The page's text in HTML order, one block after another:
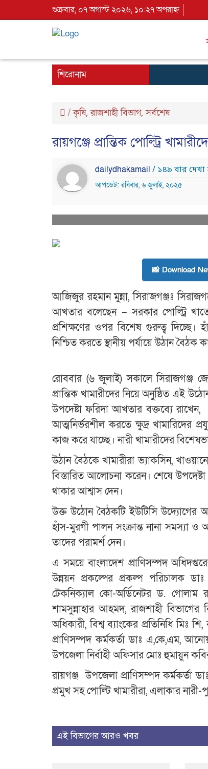
শুক্রবার, ০৭ অগাস্ট ২০২৬, ১০:২৭ অপরাহ্ন
শিরোনাম
/কৃষি,রাজশাহী বিভাগ,সর্বশেষ
রায়গঞ্জে প্রান্তিক পোল্ট্রি
dailydhakamail / ১৪৯ বার দেখা
আপডেট: রবিবার, ৬ জুলাই, ২০২৫
📸 Download
আজিজুর রহমান মুন্না, সিরাজগঞ্জঃ
আখতার বলেছেন – সরকার পোল্ট্রি খাতে
প্রশিক্ষণের ওপর বিশেষ গুরুত্ব দিচ্ছে।
নিশ্চিত করতে স্থানীয় পর্যায়ে উঠান বৈঠক
রোববার (৬ জুলাই) সকালে সিরাজগঞ্জ
প্রান্তিক খামারীদের নিয়ে অনুষ্ঠিত এই
উপদেষ্টা ফরিদা আখতার বক্তব্যে
আত্মনির্ভরশীল করতে ক্ষুদ্র খামারিদের
কাজ করে যাচ্ছে। নারী খামারীদের
উঠান বৈঠকে খামারীরা ভ্যাকসিন,
বিস্তারিত আলোচনা করেন। শেষে
থাকার আশ্বাস দেন।
উক্ত উঠোন বৈঠকটি ইউটিসি উদ্যোগের
হাঁস-মুরগী পালন সংক্রান্ত নানা সমস্যা
তাদের পরামর্শ দেন।
এ সময়ে বাংলাদেশ প্রাণিসম্পদ
উন্নয়ন প্রকল্পের প্রকল্প পরিচালক
টেকনিক্যাল কো-অর্ডিনেটর ড. গোলাম
শামসুন্নাহার আহমদ, রাজশাহী
অধিকারী, বিশ্ব ব্যাংকের প্রতিনিধি মিঃ
প্রাণিসম্পদ কর্মকর্তা ডাঃ এ,কে,এম,
উপজেলা নির্বাহী অফিসার মোঃ হুমায়ুন
রায়গঞ্জ উপজেলা প্রাণিসম্পদ কর্মকর্তা
প্রমুখ সহ পোল্টি খামারীরা, এলাকার
এই বিভাগের আরও খবর